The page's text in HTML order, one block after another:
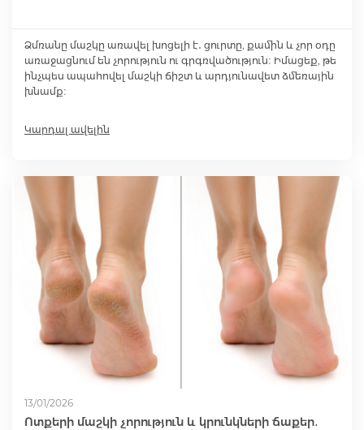
Vitamins
Footh Care
Antidepressants
Medicine
Բոլորը
Ձմռանը մաշկը առավել խոցելի է․ ցուրտը, քամին և չոր օդը
առաջացնում են չորություն ու գրգռվածություն։ Իմացեք, թե
ինչպես ապահովել մաշկի ճիշտ և արդյունավետ ձմեռային
խնամք։
Կարդալ ավելին
13/01/2026
Ոտքերի մաշկի չորություն և կրունկների ճաքեր․